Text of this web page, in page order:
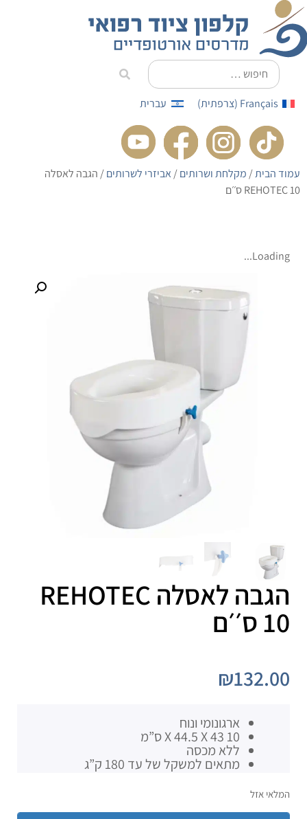
לתוכן
Français
(צרפתית) עברית
עמוד הבית/ מקלחת ושרותים/ אביזרי לשרותים/ הגבה לאסלה
REHOTEC 10 ס׳׳ם
Loading...
הגבה לאסלה REHOTEC
10 ס׳׳ם
₪132.00
ארגונומי ונוח
10 X 44.5 X 43 ס”מ
ללא מכסה
מתאים למשקל של עד 180 ק”ג
המלאי אזל